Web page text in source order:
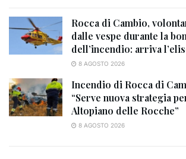
Rocca di Cambio,
dalle vespe durante la
dell’incendio: arriva
8 AGOSTO 2026
Incendio di Rocca di
“Serve nuova strategia
Altopiano delle Rocche”
8 AGOSTO 2026